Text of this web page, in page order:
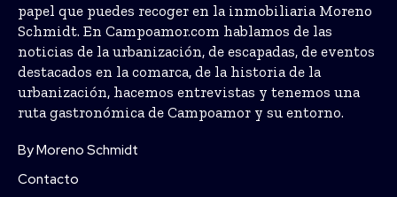
papel que puedes recoger en la inmobiliaria Moreno
Schmidt. En Campoamor.com hablamos de las
noticias de la urbanización, de escapadas, de eventos
destacados en la comarca, de la historia de la
urbanización, hacemos entrevistas y tenemos una
ruta gastronómica de Campoamor y su entorno.
By Moreno Schmidt
Contacto